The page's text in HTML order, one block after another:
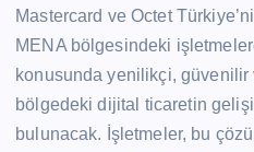
Mastercard ve Octet
MENA bölgesindeki
konusunda yenilikçi,
bölgedeki dijital ticaretin
bulunacak. İşletmeler, bu